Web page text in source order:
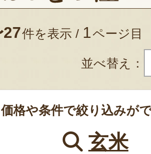
27件を表示 / 1ページ目
並べ替え：
格や条件で絞り込みが
玄米